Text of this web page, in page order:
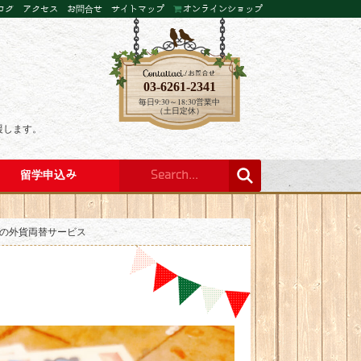
グ アクセス お問合せ サイトマップ オンラインショップ
ます。
03-6261-2341
毎日9:30～18:30営業中
（土日定休）
留学申込み
外貨両替サービス